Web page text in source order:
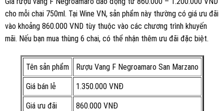
cho mỗi chai 750ml. Tại Wine VN, sản phẩm này thường có giá ưu đãi
vào khoảng 860.000 VND tùy thuộc vào các chương trình khuyến
mãi. Nếu bạn mua thùng 6 chai, có thể nhận thêm ưu đãi đặc biệt.
Tên sản phẩm Rượu Vang F Negroamaro San Marzano
Giá bán lẻ 1.350.000 VNĐ
Giá ưu đãi 860.000 VNĐ